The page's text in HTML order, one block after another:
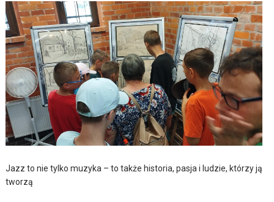
Jazz to nie tylko muzyka – to także historia, pasja i ludzie, którzy ją
tworzą